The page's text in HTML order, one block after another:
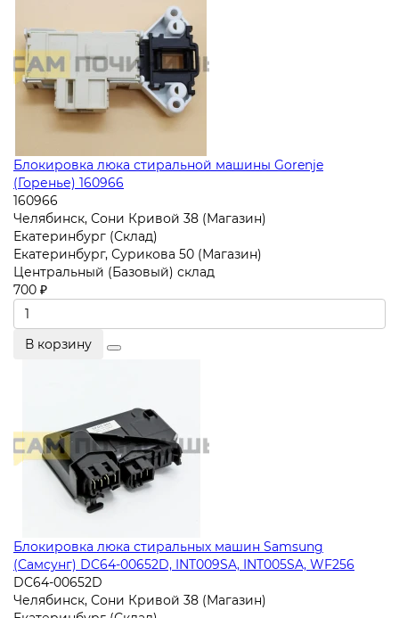
Блокировка люка стиральной машины Gorenje
(Горенье) 160966
160966
Челябинск, Сони Кривой 38 (Магазин)
Екатеринбург (Склад)
Екатеринбург, Сурикова 50 (Магазин)
Центральный (Базовый) склад
700 ₽
В корзину
Блокировка люка стиральных машин Samsung
(Самсунг) DC64-00652D, INT009SA, INT005SA, WF256
DC64-00652D
Челябинск, Сони Кривой 38 (Магазин)